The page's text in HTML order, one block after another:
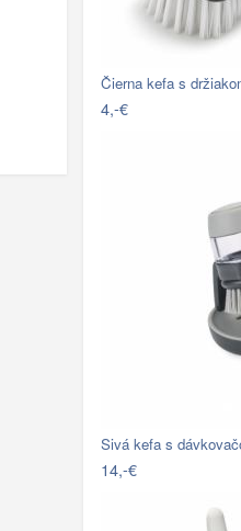
Čierna kefa s
4,-€
Sivá kefa s
14,-€